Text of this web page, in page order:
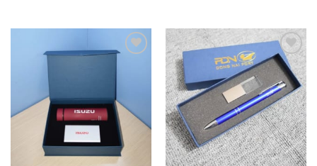
Add to
Wishlist